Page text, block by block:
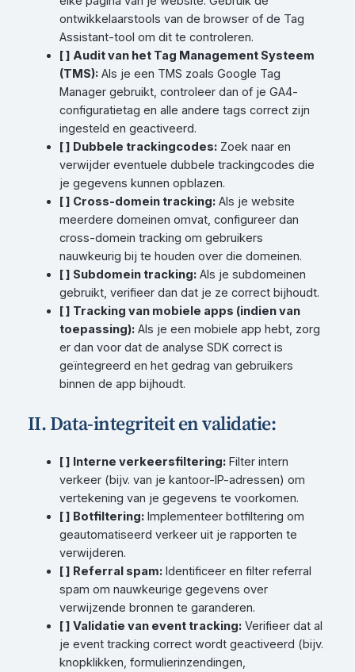
ontwikkelaarstools van de browser of de Tag
Assistant-tool om dit te controleren.
[ ] Audit van het Tag Management Systeem
(TMS):Als je een TMS zoals Google Tag
Manager gebruikt, controleer dan of je GA4-
configuratietag en alle andere tags correct zijn
ingesteld en geactiveerd.
[ ] Dubbele trackingcodes:Zoek naar en
verwijder eventuele dubbele trackingcodes die
je gegevens kunnen opblazen.
[ ] Cross-domein tracking:Als je website
meerdere domeinen omvat, configureer dan
cross-domein tracking om gebruikers
nauwkeurig bij te houden over die domeinen.
[ ] Subdomein tracking:Als je subdomeinen
gebruikt, verifieer dan dat je ze correct bijhoudt.
[ ] Tracking van mobiele apps (indien van
toepassing):Als je een mobiele app hebt, zorg
er dan voor dat de analyse SDK correct is
geïntegreerd en het gedrag van gebruikers
binnen de app bijhoudt.
II. Data-integriteit en validatie:
[ ] Interne verkeersfiltering:Filter intern
verkeer (bijv. van je kantoor-IP-adressen) om
vertekening van je gegevens te voorkomen.
[ ] Botfiltering:Implementeer botfiltering om
geautomatiseerd verkeer uit je rapporten te
verwijderen.
[ ] Referral spam:Identificeer en filter referral
spam om nauwkeurige gegevens over
verwijzende bronnen te garanderen.
[ ] Validatie van event tracking:Verifieer dat al
je event tracking correct wordt geactiveerd (bijv.
knopklikken, formulierinzendingen,